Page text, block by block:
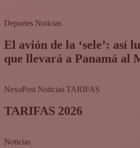
Deportes Noticias
El avión de la ‘sele’: así
que llevará a Panamá al
NexoPost Noticias TARIFAS
TARIFAS 2026
Noticias